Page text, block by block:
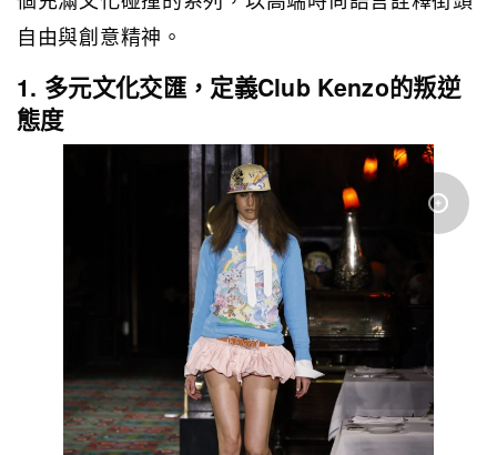
自由與創意精神。
1. 多元文化交匯，定義Club Kenzo的叛逆
態度